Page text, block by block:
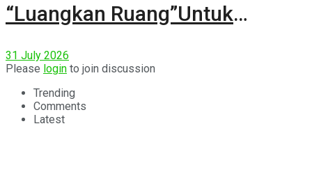
“Luangkan Ruang”Untuk
31 July 2026
Please login to join discussion
Trending
Comments
Latest